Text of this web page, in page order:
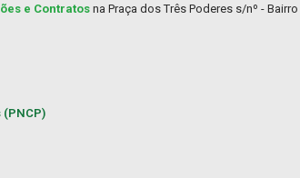
e Contratosna Praça dos Três Poderes s/nº -